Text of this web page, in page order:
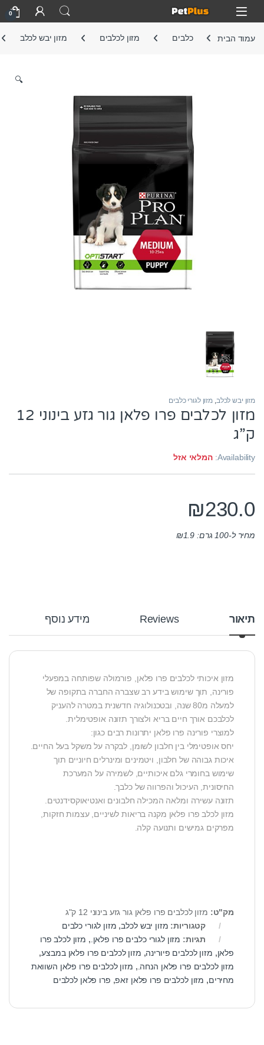
Skip to navigation
Skip to content
Open
0
עמוד הבית כלבים מזון לכלבים מזון יבש לכלב
🔍
מזון יבש לכלב, מזון לגורי כלבים
מזון לכלבים פרו פלאן גור גזע בינוני 12
ק”ג
Availability: המלאי אזל
₪230.0
מחיר ל-100 גרם: ₪1.9
תיאור Reviews מידע נוסף
מזון איכותי לכלבים פרו פלאן, פורמולה שפותחה במפעלי
פורינה, תוך שימוש בידע רב שצברה החברה בתקופה של
למעלה מ80 שנה, ובטכנולוגיה חדשנית במטרה להעניק
לכלבכם אורך חיים בריא ולצורך תזונה אופטימלית.
למוצרי פורינה פרו פלאן יתרונות רבים כגון:
יחס אופטימלי בין חלבון לשומן, לבקרה על משקל בעל החיים.
איכות גבוהה של חלבון, ויטמינים ומינרלים חיוניים תוך
שימוש בחומרי גלם איכותיים, לשמירה על המערכת
החיסונית, העיכול והפרווה של כלבך.
תזונה עשירה ומלאה המכילה חלבונים ואנטיאוקסידנטים.
מזון לכלב פרו פלאן מקנה בריאות לשיניים, עצמות חזקות,
מפרקים גמישים ותנועה קלה.
מק"ט: מזון לכלבים פרו פלאן גור גזע בינוני 12 ק"ג
קטגוריות: מזון יבש לכלב, מזון לגורי כלבים
תגיות: מזון לגורי כלבים פרו פלאן., מזון לכלב פרו
פלאן, מזון לכלבים פיורינה, מזון לכלבים פרו פלאן במבצע,
מזון לכלבים פרו פלאן הנחה., מזון לכלבים פרו פלאן השוואת
מחירים, מזון לכלבים פרו פלאן זאפ, פרו פלאן לכלבים